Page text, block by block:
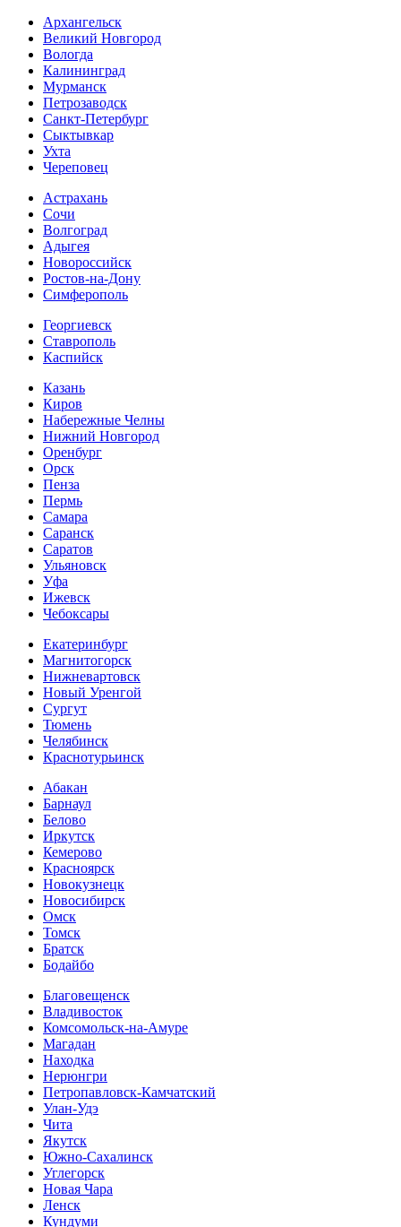
Архангельск
Великий Новгород
Вологда
Калининград
Мурманск
Петрозаводск
Санкт-Петербург
Сыктывкар
Ухта
Череповец
Астрахань
Сочи
Волгоград
Адыгея
Новороссийск
Ростов-на-Дону
Симферополь
Георгиевск
Ставрополь
Каспийск
Казань
Киров
Набережные Челны
Нижний Новгород
Оренбург
Орск
Пенза
Пермь
Самара
Саранск
Саратов
Ульяновск
Уфа
Ижевск
Чебоксары
Екатеринбург
Магнитогорск
Нижневартовск
Новый Уренгой
Сургут
Тюмень
Челябинск
Краснотурьинск
Абакан
Барнаул
Белово
Иркутск
Кемерово
Красноярск
Новокузнецк
Новосибирск
Омск
Томск
Братск
Бодайбо
Благовещенск
Владивосток
Комсомольск-на-Амуре
Магадан
Находка
Нерюнгри
Петропавловск-Камчатский
Улан-Удэ
Чита
Якутск
Южно-Сахалинск
Углегорск
Новая Чара
Ленск
Кундуми